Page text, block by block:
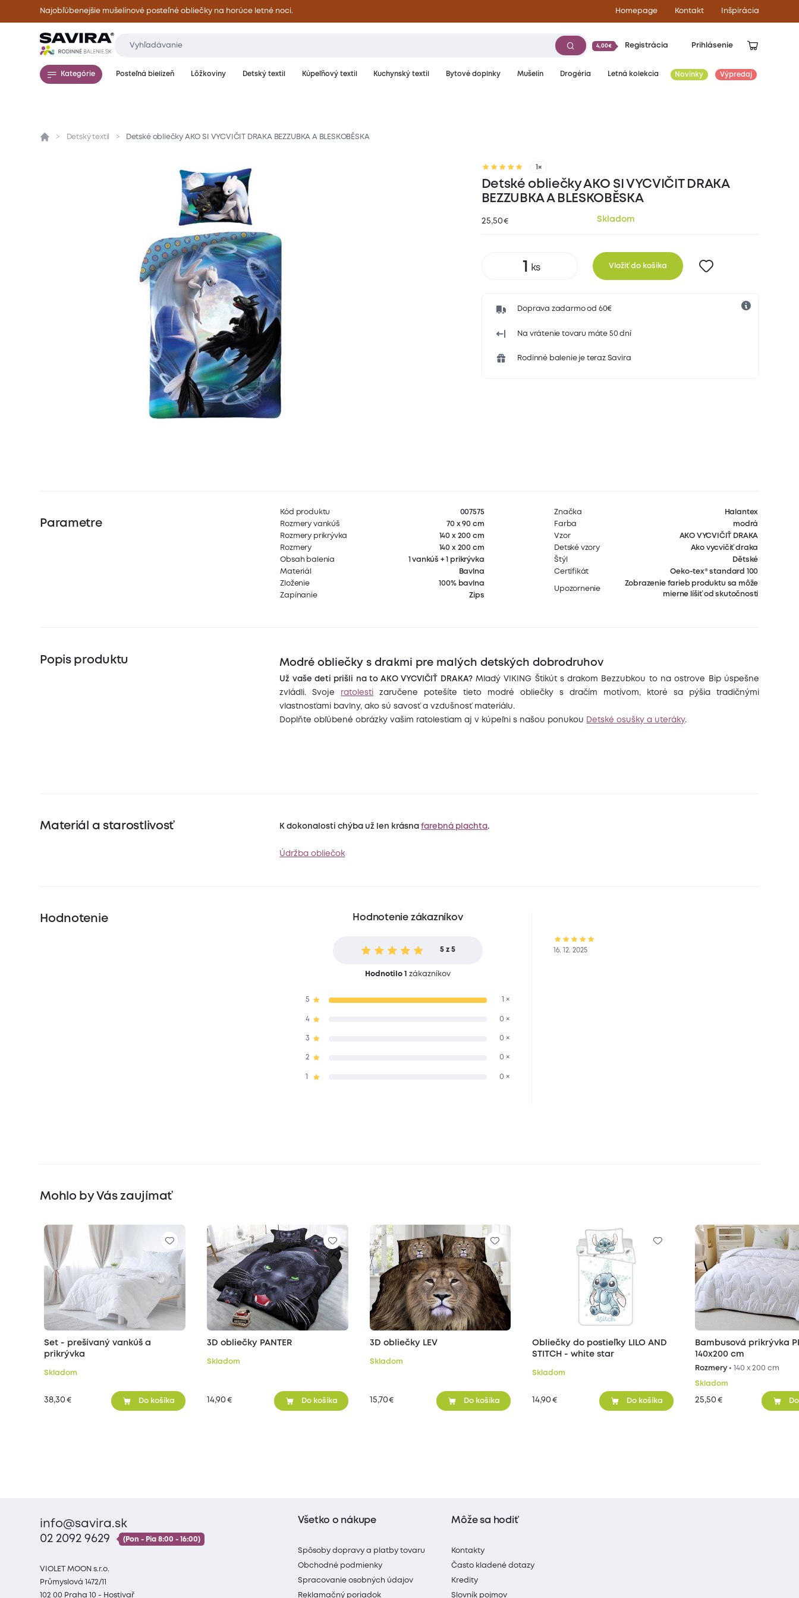
Najobľúbenejšie mušelínové posteľné obliečky na horúce letné noci. Homepage Kontakt Inšpirácia
4,00€ Registrácia Prihlásenie
Kategórie Posteľná bielizeň Lôžkoviny Detský textil Kúpeľňový textil Kuchynský textil Bytové doplnky Mušelín Drogéria Letná kolekcia Novinky Výpredaj
Prehľad Parametre Popis produktu Materiál a starostlivosť Hodnotenie
Detský textil Detské obliečky AKO SI VYCVIČIT DRAKA BEZZUBKA A BLESKOBĚSKA
1×
Detské obliečky AKO SI VYCVIČIT DRAKA
BEZZUBKA A BLESKOBĚSKA
25,50 € Skladom
Vložiť do košíka
Doprava zadarmo od 60€
Na vrátenie tovaru máte 50 dní
Rodinné balenie je teraz Savira
Parametre
Kód produktu
007575
Rozmery vankúš
70 x 90 cm
Rozmery prikrývka
140 x 200 cm
Rozmery
140 x 200 cm
Obsah balenia
1 vankúš + 1 prikrývka
Materiál
Bavlna
Zloženie
100% bavlna
Zapínanie
Zips
Značka
Halantex
Farba
modrá
Vzor
AKO VYCVIČIŤ DRAKA
Detské vzory
Ako vycvičiť draka
Štýl
Dětské
Certifikát
Oeko-tex® standard 100
Upozornenie
Zobrazenie farieb produktu sa môže
mierne líšiť od skutočnosti
Popis produktu Modré obliečky s drakmi pre malých detských dobrodruhov
Už vaše deti prišli na to AKO VYCVIČIŤ DRAKA?Mladý VIKING Štikút s drakom Bezzubkou to na ostrove Bip úspešne
zvládli. Svoje ratolesti zaručene potešíte tieto modré obliečky s dračím motívom, ktoré sa pýšia tradičnými
vlastnosťami bavlny, ako sú savosť a vzdušnosť materiálu.
Doplňte obľúbené obrázky vašim ratolestiam aj v kúpeľni s našou ponukou
Detské osušky a uteráky.
Materiál a starostlivosť K dokonalosti chýba už len krásnafarebná plachta.
Údržba obliečok
Hodnotenie Hodnotenie zákazníkov
5 z 5
Hodnotilo 1 zákazníkov
5 1 ×
4 0 ×
3 0 ×
2 0 ×
0 ×
16. 12. 2025
Mohlo by Vás zaujímať
Set - prešívaný vankúš a
prikrývka
Skladom
38,30 € Do košíka
3D obliečky PANTER
Skladom
14,90 € Do košíka
3D obliečky LEV
Skladom
15,70 € Do košíka
Obliečky do postieľky LILO AND
STITCH - white star
Skladom
14,90 € Do košíka
Bambusová prikrývka
140x200 cm
Rozmery • 140 x 200 cm
Skladom
25,50 €
info@savira.sk
02 2092 9629
(Pon - Pia 8:00 - 16:00)
VIOLET MOON s.r.o.
Průmyslová 1472/11
102 00 Praha 10 - Hostivař
Všetko o nákupe
Spôsoby dopravy a platby tovaru
Obchodné podmienky
Spracovanie osobných údajov
Reklamačný poriadok
Môže sa hodiť
Kontakty
Často kladené dotazy
Kredity
Slovník pojmov